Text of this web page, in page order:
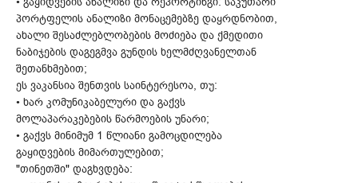
პორტფელის ანალიზი მონაცემებზე დაყრდნობით,
ახალი შესაძლებლობების მოძიება და ქმედითი
ნაბიჯების დაგეგმვა გუნდის ხელმძღვანელთან
შეთანხმებით;
ეს ვაკანსია შენთვის საინტერესოა, თუ:
• ხარ კომუნიკაბელური და გაქვს
მოლაპარაკებების წარმოების უნარი;
• გაქვს მინიმუმ 1 წლიანი გამოცდილება
გაყიდვების მიმართულებით;
"თინეთში" დაგხვდება: